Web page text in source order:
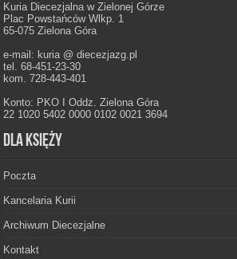
Kuria Diecezjalna w Zielonej Górze
Plac Powstańców Wlkp. 1
65-075 Zielona Góra
e-mail: kuria @ diecezjazg.pl
tel. 68-451-23-30
kom. 728-443-401
Konto: PKO I Oddz. Zielona Góra
22 1020 5402 0000 0102 0021 3694
Dla księży
Poczta
Kancelaria Kurii
Archiwum Diecezjalne
Kontakt